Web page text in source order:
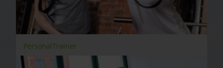
PersonalTrainer